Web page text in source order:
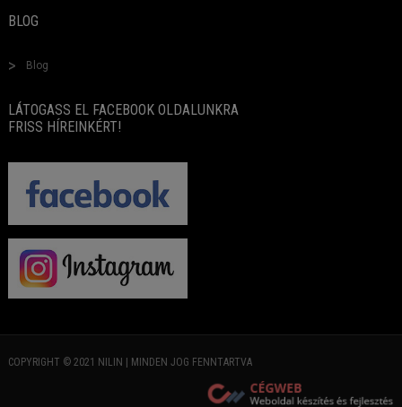
BLOG
Blog
LÁTOGASS EL FACEBOOK OLDALUNKRA
FRISS HÍREINKÉRT!
COPYRIGHT © 2021 NILIN | MINDEN JOG FENNTARTVA